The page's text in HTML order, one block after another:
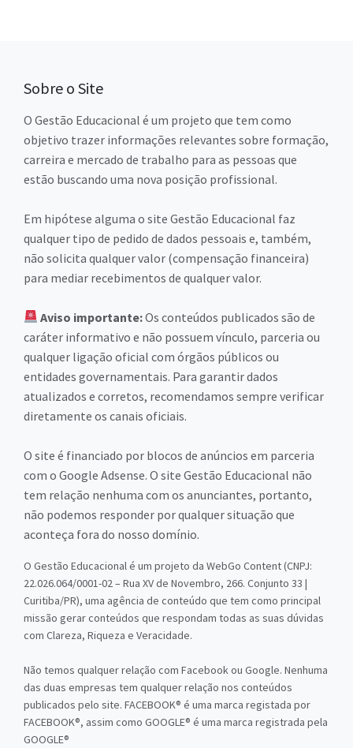
Sobre o Site
O Gestão Educacional é um projeto que tem como
objetivo trazer informações relevantes sobre formação,
carreira e mercado de trabalho para as pessoas que
estão buscando uma nova posição profissional.
Em hipótese alguma o site Gestão Educacional faz
qualquer tipo de pedido de dados pessoais e, também,
não solicita qualquer valor (compensação financeira)
para mediar recebimentos de qualquer valor.
Aviso importante:Os conteúdos publicados são de
caráter informativo e não possuem vínculo, parceria ou
qualquer ligação oficial com órgãos públicos ou
entidades governamentais. Para garantir dados
atualizados e corretos, recomendamos sempre verificar
diretamente os canais oficiais.
O site é financiado por blocos de anúncios em parceria
com o Google Adsense. O site Gestão Educacional não
tem relação nenhuma com os anunciantes, portanto,
não podemos responder por qualquer situação que
aconteça fora do nosso domínio.
O Gestão Educacional é um projeto da WebGo Content (CNPJ:
22.026.064/0001-02 – Rua XV de Novembro, 266. Conjunto 33 |
Curitiba/PR), uma agência de conteúdo que tem como principal
missão gerar conteúdos que respondam todas as suas dúvidas
com Clareza, Riqueza e Veracidade.
Não temos qualquer relação com Facebook ou Google. Nenhuma
das duas empresas tem qualquer relação nos conteúdos
publicados pelo site. FACEBOOK® é uma marca registada por
FACEBOOK®, assim como GOOGLE® é uma marca registrada pela
GOOGLE®